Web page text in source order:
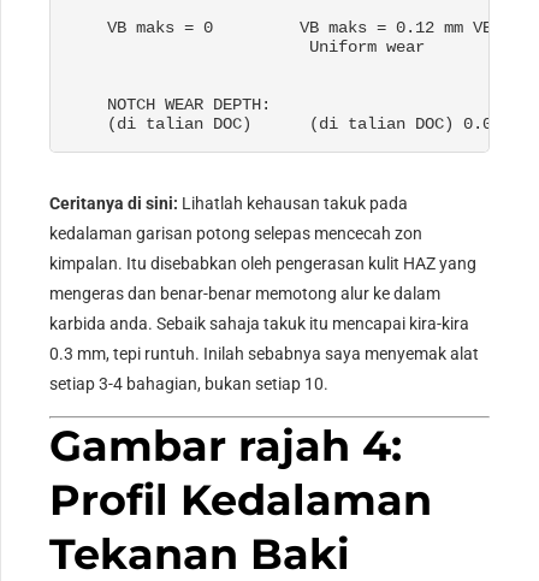
VB maks = 0         VB maks = 0.12 mm VB
Uniform wear
    NOTCH WEAR DEPTH
:
(di talian DOC)      (di talian DOC) 0.02
Ceritanya di sini: Lihatlah kehausan takuk pada
kedalaman garisan potong selepas mencecah zon
kimpalan. Itu disebabkan oleh pengerasan kulit HAZ yang
mengeras dan benar-benar memotong alur ke dalam
karbida anda. Sebaik sahaja takuk itu mencapai kira-kira
0.3 mm, tepi runtuh. Inilah sebabnya saya menyemak alat
setiap 3-4 bahagian, bukan setiap 10.
Gambar rajah 4:
Profil Kedalaman
Tekanan Baki